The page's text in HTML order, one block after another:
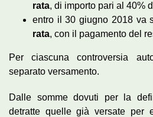
rata, di importo pari al 40%
entro il 30 giugno 2018 va
rata, con il pagamento del
Per ciascuna controversia
separato versamento.
Dalle somme dovuti per la
detratte quelle già versate per